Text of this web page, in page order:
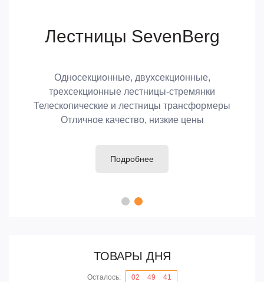
Лестницы SevenBerg
Односекционные, двухсекционные,
трехсекционные лестницы-стремянки
Телескопические и лестницы трансформеры
Отличное качество, низкие цены
Подробнее
ТОВАРЫ ДНЯ
Осталось: 02 49 40